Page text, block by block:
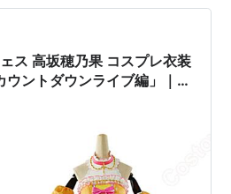
www.youtube.com
』が証明した「個→集結」…
ス 高坂穂乃果 コスプレ衣装
ウントダウンライブ編」｜笑